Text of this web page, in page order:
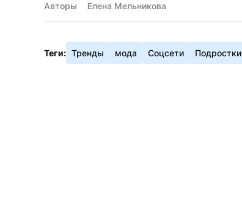
Авторы Елена Мельникова
Теги: Тренды мода Соцсети Подростки